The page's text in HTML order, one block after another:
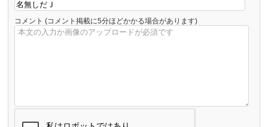
コメント (コメント掲載に5分ほどかかる場合があります)